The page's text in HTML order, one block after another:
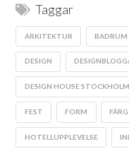
Taggar
ARKITEKTUR BADRUM
DESIGN
DESIGN HOUSE STOCKHOLM
FEST FORM FÄRG
HOTELLUPPLEVELSE